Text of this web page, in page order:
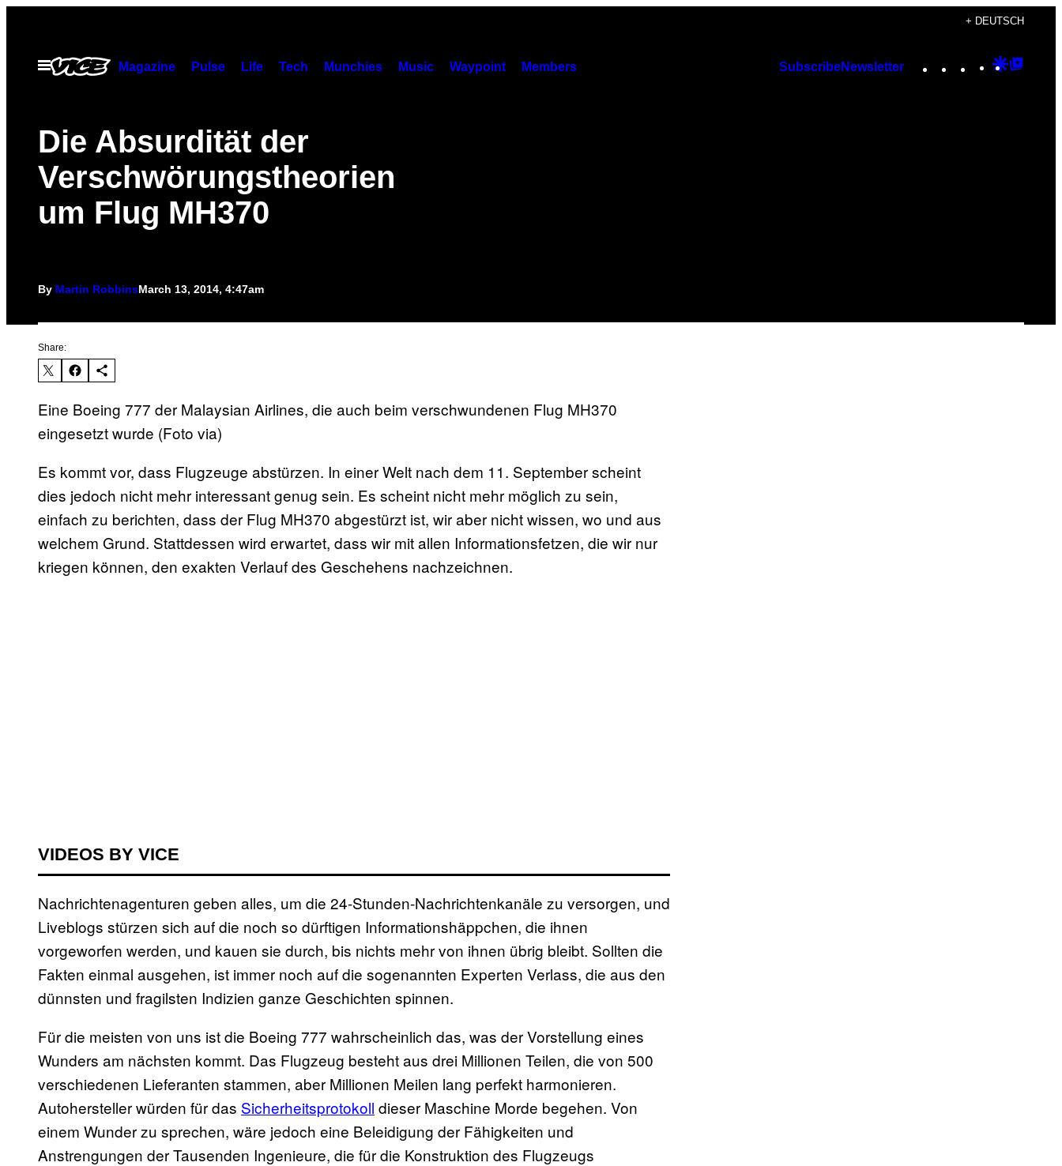
content
+ DEUTSCH
Open
Menu
Magazine Pulse Life Tech Munchies Music Waypoint Members SubscribeNewsletter Instagram
TikTok
YouTube
Google
Die Absurdität der
Verschwörungstheorien
um Flug MH370
By Martin RobbinsMarch 13, 2014, 4:47am
Share:
Eine Boeing 777 der Malaysian Airlines, die auch beim verschwundenen Flug MH370
eingesetzt wurde (Foto via)
Es kommt vor, dass Flugzeuge abstürzen. In einer Welt nach dem 11. September scheint
dies jedoch nicht mehr interessant genug sein. Es scheint nicht mehr möglich zu sein,
einfach zu berichten, dass der Flug MH370 abgestürzt ist, wir aber nicht wissen, wo und aus
welchem Grund. Stattdessen wird erwartet, dass wir mit allen Informationsfetzen, die wir nur
kriegen können, den exakten Verlauf des Geschehens nachzeichnen.
VIDEOS BY VICE
Nachrichtenagenturen geben alles, um die 24-Stunden-Nachrichtenkanäle zu versorgen, und
Liveblogs stürzen sich auf die noch so dürftigen Informationshäppchen, die ihnen
vorgeworfen werden, und kauen sie durch, bis nichts mehr von ihnen übrig bleibt. Sollten die
Fakten einmal ausgehen, ist immer noch auf die sogenannten Experten Verlass, die aus den
dünnsten und fragilsten Indizien ganze Geschichten spinnen.
Für die meisten von uns ist die Boeing 777 wahrscheinlich das, was der Vorstellung eines
Wunders am nächsten kommt. Das Flugzeug besteht aus drei Millionen Teilen, die von 500
verschiedenen Lieferanten stammen, aber Millionen Meilen lang perfekt harmonieren.
Autohersteller würden für das Sicherheitsprotokoll dieser Maschine Morde begehen. Von
einem Wunder zu sprechen, wäre jedoch eine Beleidigung der Fähigkeiten und
Anstrengungen der Tausenden Ingenieure, die für die Konstruktion des Flugzeugs